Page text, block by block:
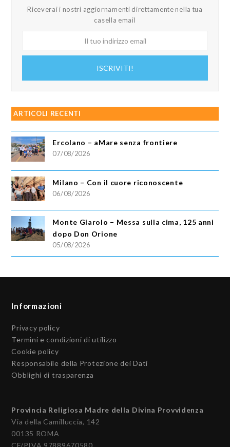
Riceverai i nostri aggiornamenti direttamente nella tua
casella email
ISCRIVITI!
ARTICOLI RECENTI
Ercolano – aMare senza frontiere
07/08/2026
Milano – Con il cuore riconoscente
06/08/2026
Monte Giarolo – Messa sulla cima, 125 anni
dopo Don Orione
05/08/2026
Informazioni
Privacy policy
Termini e condizioni di utilizzo
Cookie policy
Responsabile della Protezione dei Dati
Obblighi di trasparenza
Provincia Religiosa Madre della Divina Provvidenza
Via della Camilluccia, 142
00135 ROMA
CF/PIVA 97889670580